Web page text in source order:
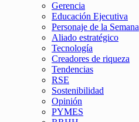
Gerencia
Educación Ejecutiva
Personaje de la Semana
Aliado estratégico
Tecnología
Creadores de riqueza
Tendencias
RSE
Sostenibilidad
Opinión
PYMES